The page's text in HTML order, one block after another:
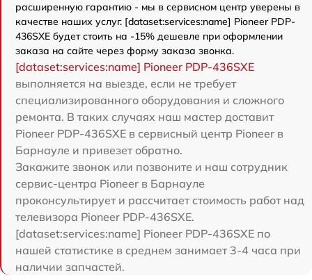
расширенную гарантию - мы в сервисном центр уверены в
качестве наших услуг. [dataset:services:name] Pioneer PDP-
436SXE будет стоить на -15% дешевле при оформлении
заказа на сайте через форму заказа звонка.
[dataset:services:name] Pioneer PDP-436SXE
выполняется на выезде, если не требует
специализированного оборудования и сложного
ремонта. В таких случаях наш мастер доставит
Pioneer PDP-436SXE в сервисный центр Pioneer в
Барнауле и привезет обратно.
Закажите звонок или позвоните и наш сотрудник
сервис-центра Pioneer в Барнауле
проконсультирует и рассчитает стоимость работ над
телевизора Pioneer PDP-436SXE.
[dataset:services:name] Pioneer PDP-436SXE по
нашей статистике в среднем занимает 3-4 часа при
наличии запчастей.